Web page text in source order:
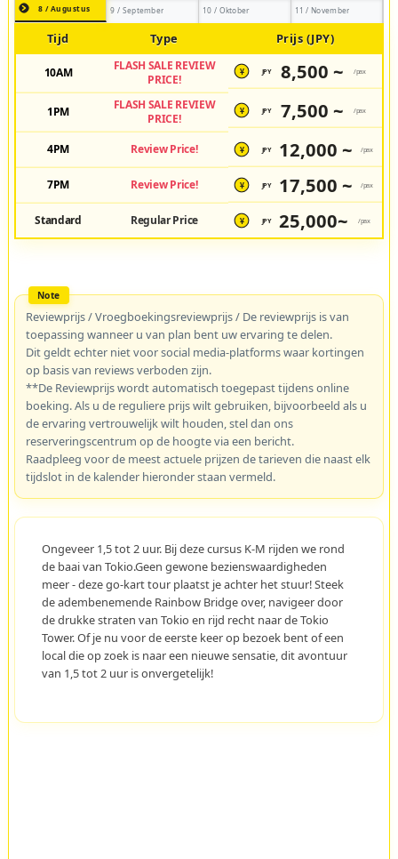
8 / Augustus 9 / September 10 / Oktober 11 / November
Tijd Type Prijs (JPY)
10AM
FLASH SALE REVIEW
PRICE!
¥ JPY 8,500 ~ /pax
1PM
FLASH SALE REVIEW
PRICE!
¥ JPY 7,500 ~ /pax
4PM Review Price! ¥ JPY 12,000 ~ /pax
7PM Review Price! ¥ JPY 17,500 ~ /pax
Standard Regular Price ¥ JPY 25,000~ /pax
Reviewprijs / Vroegboekingsreviewprijs / De reviewprijs is van
toepassing wanneer u van plan bent uw ervaring te delen.
Dit geldt echter niet voor social media-platforms waar kortingen
op basis van reviews verboden zijn.
**De Reviewprijs wordt automatisch toegepast tijdens online
boeking. Als u de reguliere prijs wilt gebruiken, bijvoorbeeld als u
de ervaring vertrouwelijk wilt houden, stel dan ons
reserveringscentrum op de hoogte via een bericht.
Raadpleeg voor de meest actuele prijzen de tarieven die naast elk
tijdslot in de kalender hieronder staan vermeld.
Ongeveer 1,5 tot 2 uur. Bij deze cursus K-M rijden we rond
de baai van Tokio.Geen gewone bezienswaardigheden
meer - deze go-kart tour plaatst je achter het stuur! Steek
de adembenemende Rainbow Bridge over, navigeer door
de drukke straten van Tokio en rijd recht naar de Tokio
Tower. Of je nu voor de eerste keer op bezoek bent of een
local die op zoek is naar een nieuwe sensatie, dit avontuur
van 1,5 tot 2 uur is onvergetelijk!